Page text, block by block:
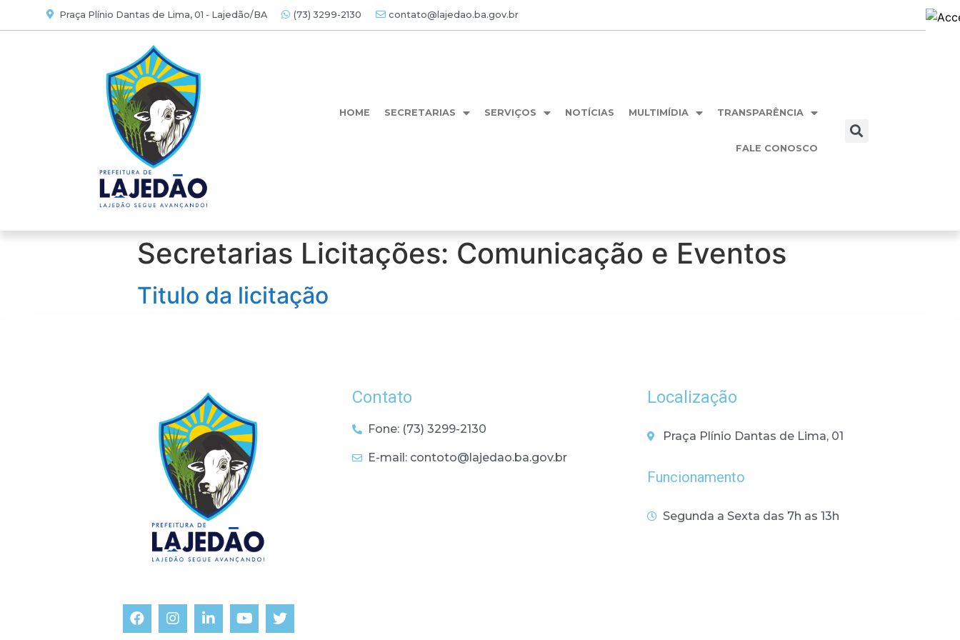
Praça Plínio Dantas de Lima, 01 - Lajedão/BA (73) 3299-2130 contato@lajedao.ba.gov.br
HOME SECRETARIAS SERVIÇOS NOTÍCIAS MULTIMÍDIA TRANSPARÊNCIA
FALE CONOSCO
Secretarias Licitações: Comunicação e Eventos
Titulo da licitação
Contato
Fone: (73) 3299-2130
E-mail: contoto@lajedao.ba.gov.br
Localização
Praça Plínio Dantas de Lima, 01
Funcionamento
Segunda a Sexta das 7h as 13h